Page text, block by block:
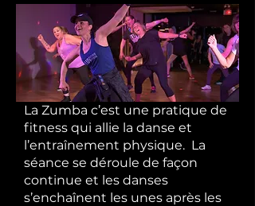
La Zumba c’est une pratique de
fitness qui allie la danse et
l’entraînement physique. La
séance se déroule de façon
continue et les danses
s’enchaînent les unes après les